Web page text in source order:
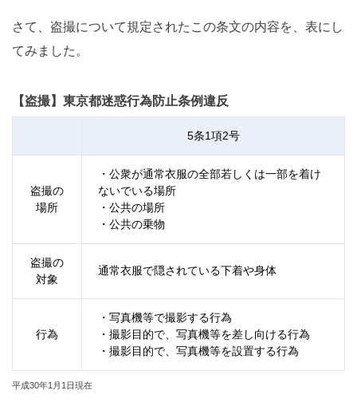
さて、盗撮について規定されたこの条文の内容を、表にし
てみました。
【盗撮】東京都迷惑行為防止条例違反
5条1項2号
盗撮の
場所
・公衆が通常衣服の全部若しくは一部を着け
ないでいる場所
・公共の場所
・公共の乗物
盗撮の
対象
通常衣服で隠されている下着や身体
行為
・写真機等で撮影する行為
・撮影目的で、写真機等を差し向ける行為
・撮影目的で、写真機等を設置する行為
平成30年1月1日現在